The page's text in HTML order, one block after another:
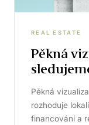
REAL ESTATE
Pěkná
Pěkná
rozhoduje
financování a